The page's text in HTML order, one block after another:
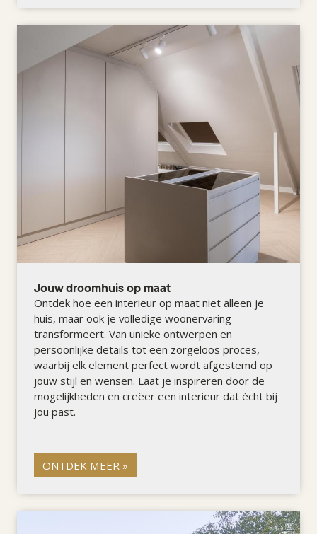
Jouw droomhuis op maat
Ontdek hoe een interieur op maat niet alleen je
huis, maar ook je volledige woonervaring
transformeert. Van unieke ontwerpen en
persoonlijke details tot een zorgeloos proces,
waarbij elk element perfect wordt afgestemd op
jouw stijl en wensen. Laat je inspireren door de
mogelijkheden en creëer een interieur dat écht bij
jou past.
ONTDEK MEER »